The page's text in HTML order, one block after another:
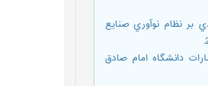
حسن، قاضی نوري، سید سپهر، علی احمدي، علیرضا (1392). درآمدي بر نظام نوآوري صنایع
انتشارات دانشگاه امام صادق